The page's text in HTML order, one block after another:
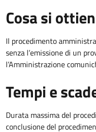
Cosa si
Il procedimento
senza l’emissione di un
l’Amministrazione
Tempi e
Durata massima del
conclusione del